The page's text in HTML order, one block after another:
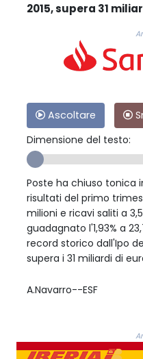
2015, supera 31
Ascoltare
Dimensione del testo:
Poste ha chiuso tonica
risultati del primo
milioni e ricavi saliti a
guadagnato l'1,93% a
record storico dall'Ipo
supera i 31 miliardi di
A.Navarro--ESF